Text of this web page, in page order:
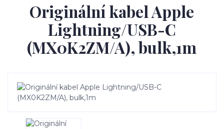
Originální kabel Apple
Lightning/USB-C
(MX0K2ZM/A), bulk,1m